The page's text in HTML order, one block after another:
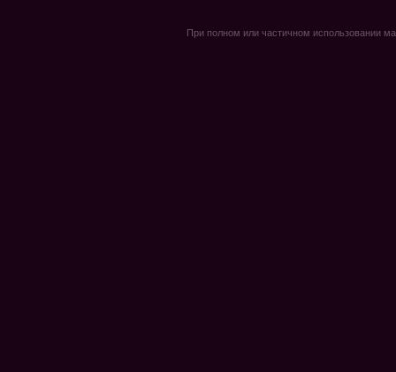
При полном или частичном использовании